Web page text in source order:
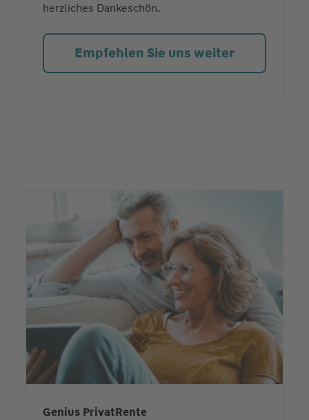
herzliches Dankeschön.
Empfehlen Sie uns weiter
Genius PrivatRente